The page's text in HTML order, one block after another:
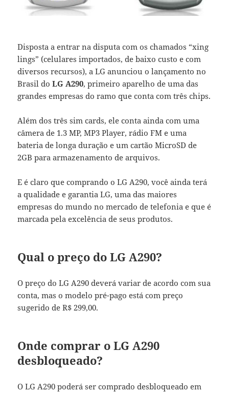
Disposta a entrar na disputa com os chamados “xing
lings” (celulares importados, de baixo custo e com
diversos recursos), a LG anunciou o lançamento no
Brasil doLG A290, primeiro aparelho de uma das
grandes empresas do ramo que conta com três chips.
Além dos três sim cards, ele conta ainda com uma
câmera de 1.3 MP, MP3 Player, rádio FM e uma
bateria de longa duração e um cartão MicroSD de
2GB para armazenamento de arquivos.
E é claro que comprando o LG A290, você ainda terá
a qualidade e garantia LG, uma das maiores
empresas do mundo no mercado de telefonia e que é
marcada pela excelência de seus produtos.
Qual o preço do LG A290?
O preço do LG A290 deverá variar de acordo com sua
conta, mas o modelo pré-pago está com preço
sugerido de R$ 299,00.
Onde comprar o LG A290
desbloqueado?
O LG A290 poderá ser comprado desbloqueado em